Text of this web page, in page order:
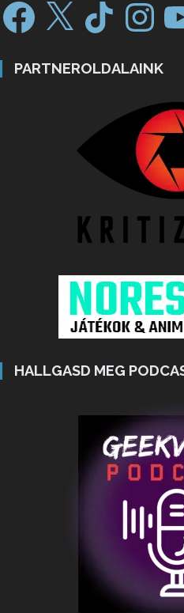
PARTNEROLDALAINK
HALLGASD MEG